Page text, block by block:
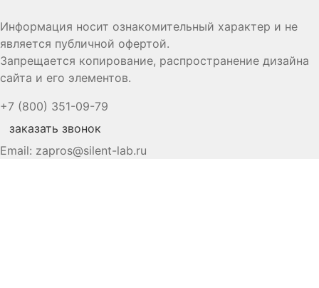
Информация носит ознакомительный характер и не
является публичной офертой.
Запрещается копирование, распространение дизайна
сайта и его элементов.
+7 (800) 351-09-79
заказать звонок
Email: zapros@silent-lab.ru